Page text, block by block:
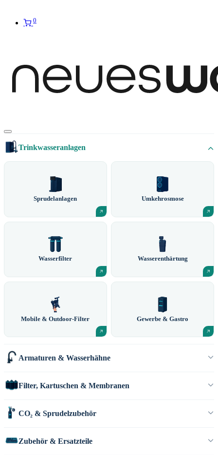
0
Trinkwasseranlagen
Sprudelanlagen Umkehrosmose
Wasserfilter Wasserenthärtung
Mobile & Outdoor-Filter Gewerbe & Gastro
Armaturen & Wasserhähne
Filter, Kartuschen & Membranen
CO₂ & Sprudelzubehör
Zubehör & Ersatzteile